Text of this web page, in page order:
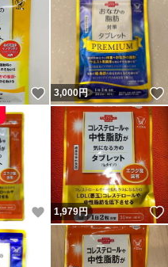
いいね！
3,000円
いいね！
1,979円